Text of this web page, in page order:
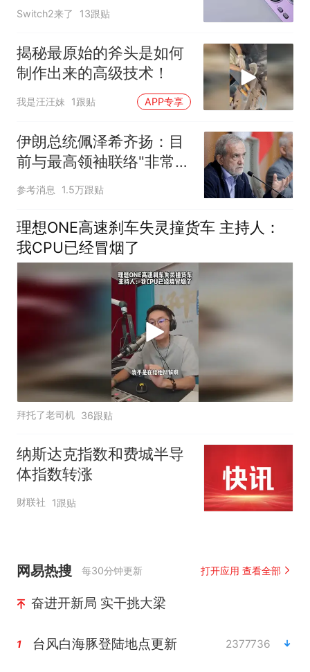
Switch2来了 13跟贴
揭秘最原始的斧头是如何
制作出来的高级技术！
我是汪汪妹 1跟贴 APP专享
伊朗总统佩泽希齐扬：目
前与最高领袖联络"非常困
难"
参考消息 1.5万跟贴
理想ONE高速刹车失灵撞货车 主持人：
我CPU已经冒烟了
拜托了老司机 36跟贴
纳斯达克指数和费城半导
体指数转涨
财联社 1跟贴
网易热搜 每30分钟更新 打开应用 查看全部
奋进开新局 实干挑大梁
1 台风白海豚登陆地点更新 2377736